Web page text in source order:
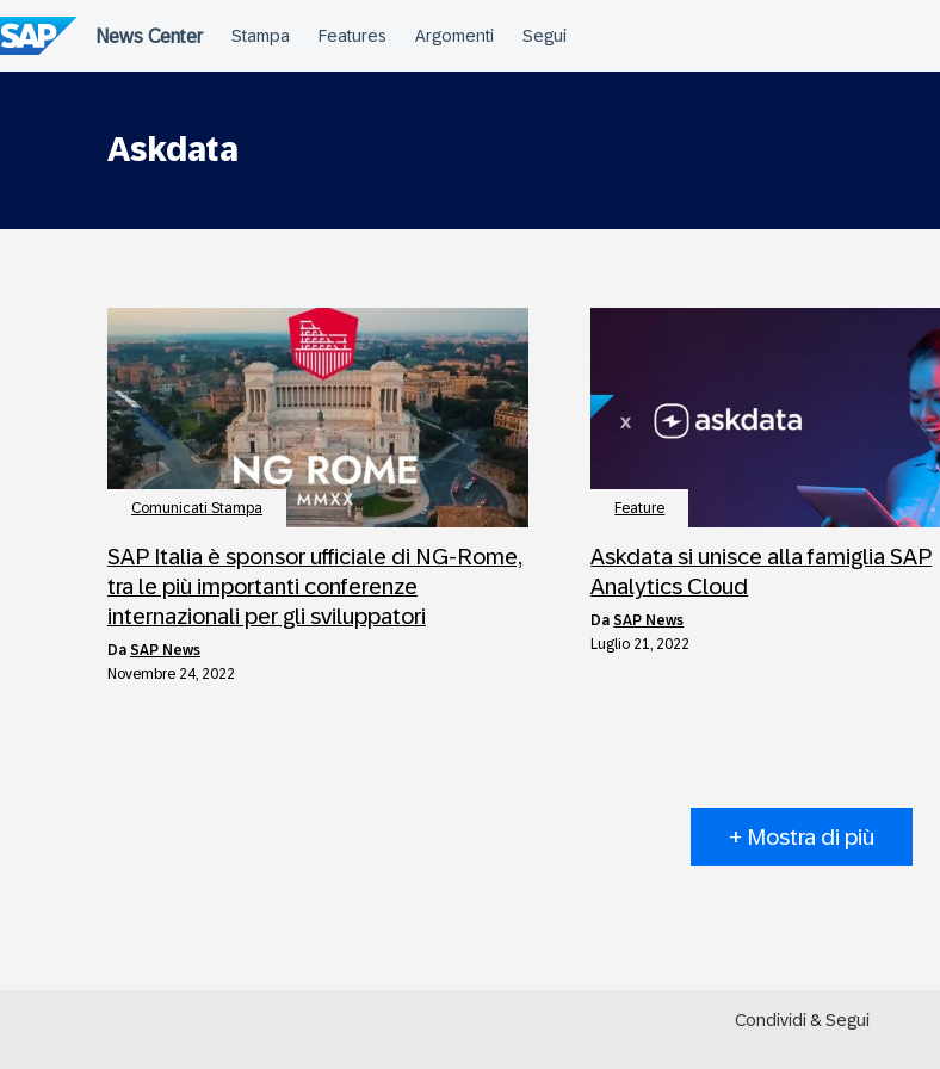
al
contenuto
Askdata
Comunicati Stampa
SAP Italia è sponsor ufficiale di NG-Rome,
tra le più importanti conferenze
internazionali per gli sviluppatori
da SAP News
Novembre 24, 2022
Feature
Askdata si unisce alla famiglia SAP
Analytics Cloud
daSAP News
Luglio 21, 2022
+ Mostra di più
Condividi & Segui